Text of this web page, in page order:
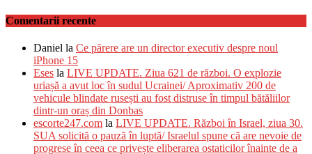
Comentarii recente
Daniel la Ce părere are un director executiv despre noul
iPhone 15
Eses la LIVE UPDATE. Ziua 621 de război. O explozie
uriașă a avut loc în sudul Ucrainei/ Aproximativ 200 de
vehicule blindate rusești au fost distruse în timpul bătăliilor
dintr-un oraș din Donbas
escorte247.com la LIVE UPDATE. Război în Israel, ziua 30.
SUA solicită o pauză în luptă/ Israelul spune că are nevoie de
progrese în ceea ce privește eliberarea ostaticilor înainte de a